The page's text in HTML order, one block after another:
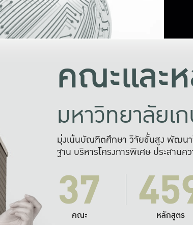
คณะและ
มหาวิทยาลัยเ
มุ่งเน้นบัณฑิตศึกษา วิจัยขั้นสูง พัฒนา
ฐาน บริหารโครงการพิเศษ ประสาน
37
คณะ หลักสูตร